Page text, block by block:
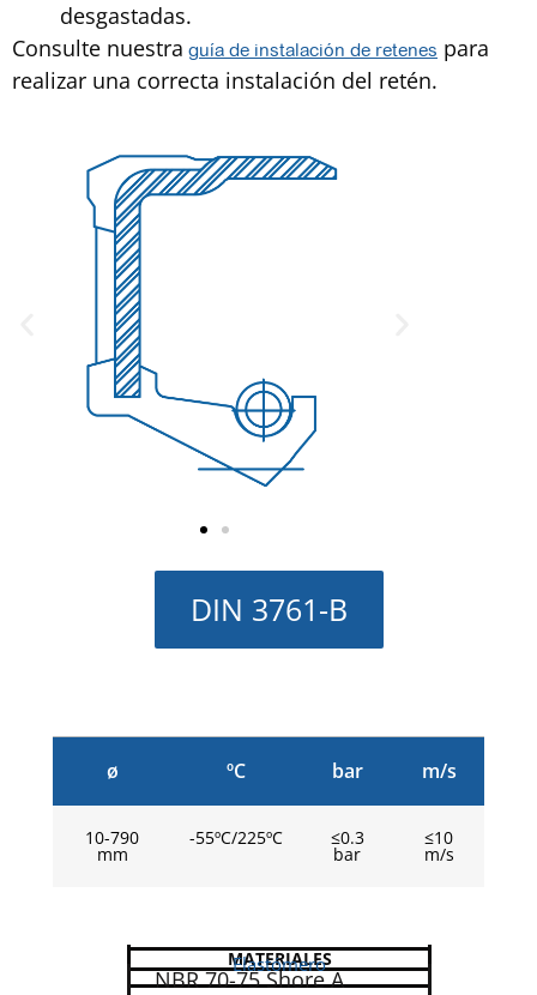
desgastadas.
Consulte nuestra guía de instalación de retenes para
realizar una correcta instalación del retén.
DIN 3761-B
ø ºC bar m/s
10-790
mm
-55ºC/225ºC ≤0.3
bar
≤10
m/s
MATERIALES
Elastómero
NBR 70-75 Shore A